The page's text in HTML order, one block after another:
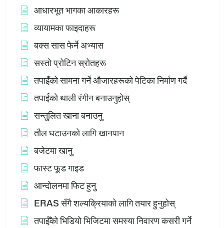
आधारभूत भागका आकारहरू
व्यायामका फाइदाहरू
बक्स सास फेर्ने अभ्यास
सस्तो प्रोटिन स्रोतहरू
तपाइँको सामना गर्ने औजारहरूको पेटिका निर्माण गर्दै
तपाईको थाली रंगीन बनाउनुहोस्
सन्तुलित खाना बनाउनु
तौल घटाउनको लागि खानपान
बजेटमा खानु
फास्ट फूड गाइड
आन्दोलनमा फिट हुनु
ERAS सँगै शल्यक्रियाको लागि तयार हुनुहोस्
तपाईँको भिडियो भिजिटमा समस्या निवारण कसरी गर्ने